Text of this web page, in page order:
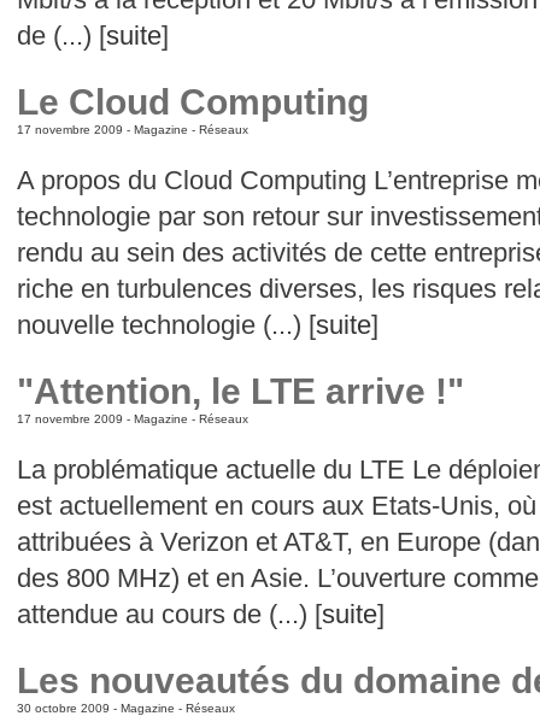
de (...) [suite]
Le Cloud Computing
17 novembre 2009 - Magazine - Réseaux
A propos du Cloud Computing L’entreprise
technologie par son retour sur
rendu au sein des activités de cette
riche en turbulences diverses, les risques
nouvelle technologie (...) [suite]
"Attention, le LTE arrive !"
17 novembre 2009 - Magazine - Réseaux
La problématique actuelle du LTE Le
est actuellement en cours aux Etats-Unis,
attribuées à Verizon et AT&T, en Europe
des 800 MHz) et en Asie. L’ouverture
attendue au cours de (...) [suite]
Les nouveautés du domaine
30 octobre 2009 - Magazine - Réseaux